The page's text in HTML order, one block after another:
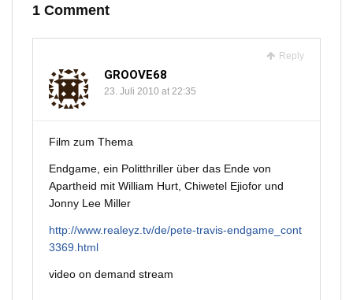
1 Comment
Reply
GROOVE68
23. Juli 2010 at 22:35
Film zum Thema
Endgame, ein Politthriller über das Ende von
Apartheid mit William Hurt, Chiwetel Ejiofor und
Jonny Lee Miller
http://www.realeyz.tv/de/pete-travis-endgame_cont
3369.html
video on demand stream